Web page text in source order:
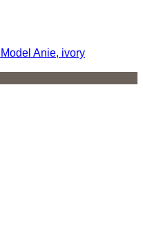
Anie, ivory